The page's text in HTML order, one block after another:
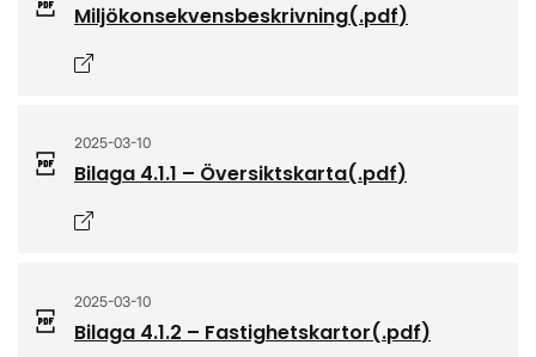
Miljökonsekvensbeskrivning(.pdf)
2025-03-10
Bilaga 4.1.1 – Översiktskarta(.pdf)
2025-03-10
Bilaga 4.1.2 – Fastighetskartor(.pdf)